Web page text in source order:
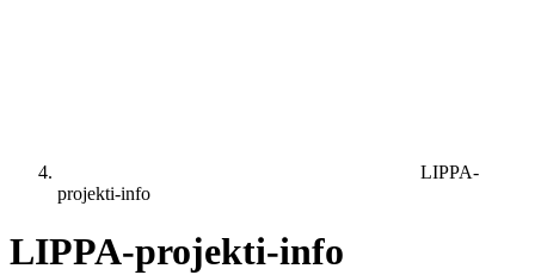
LIPPA-
projekti-info
LIPPA-projekti-info